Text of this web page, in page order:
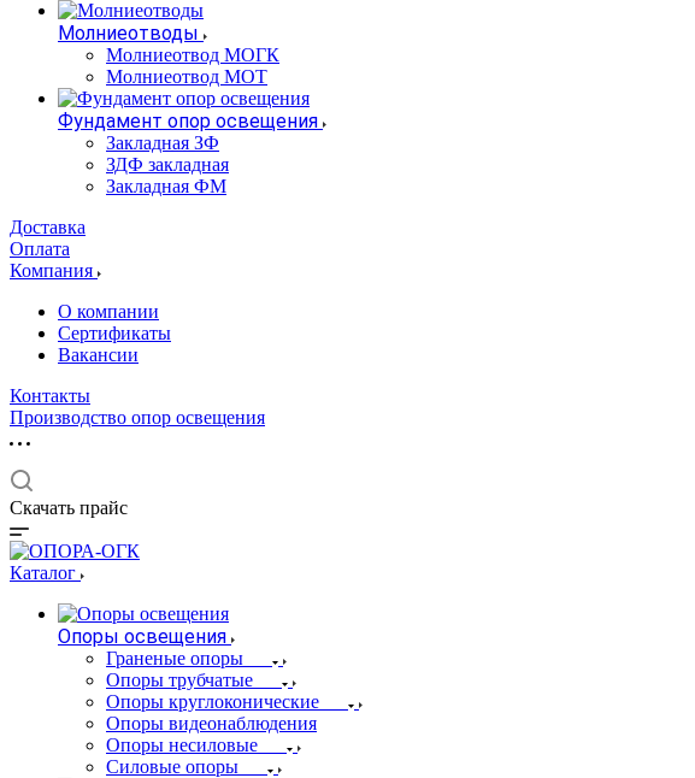
Молниеотводы
Молниеотвод МОГК
Молниеотвод МОТ
Фундамент опор освещения
Закладная ЗФ
ЗДФ закладная
Закладная ФМ
Доставка
Оплата
Компания
О компании
Сертификаты
Вакансии
Контакты
Производство опор освещения
Скачать прайс
Каталог
Опоры освещения
Граненые опоры
Опоры трубчатые
Опоры круглоконические
Опоры видеонаблюдения
Опоры несиловые
Силовые опоры